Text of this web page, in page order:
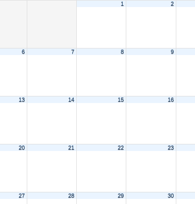
1 2
6 7 8 9
13 14 15 16
20 21 22 23
27 28 29 30